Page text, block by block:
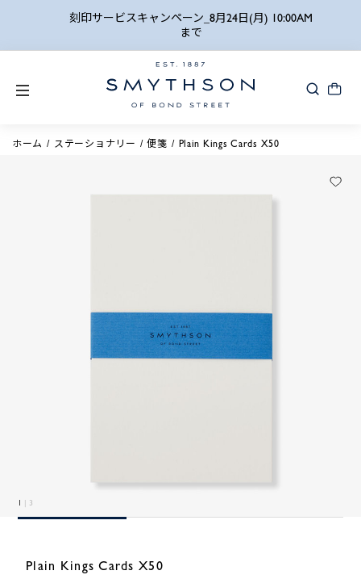
刻印サービスキャンペーン_8月24日(月) 10:00AM
まで
ホーム ステーショナリー 便箋 Plain Kings Cards X50
1 | 3
Plain Kings Cards X50